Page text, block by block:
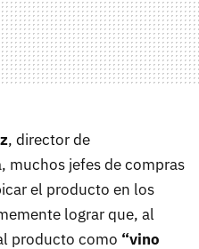
, director de
muchos jefes de compras
el producto en los
lograr que, al
producto como “vino